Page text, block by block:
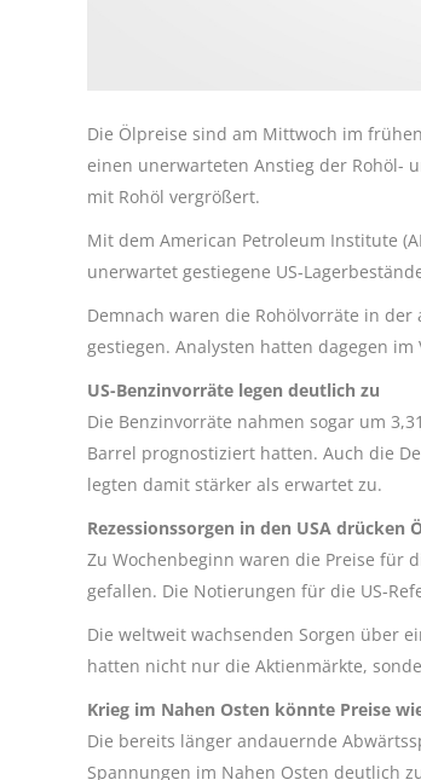
Die Ölpreise sind am Mittwoch im
einen unerwarteten Anstieg der Rohöl-
mit Rohöl vergrößert.
Mit dem American Petroleum Institute
unerwartet gestiegene US-
Demnach waren die Rohölvorräte in der
gestiegen. Analysten hatten dagegen
US-Benzinvorräte legen deutlich zu
Die Benzinvorräte nahmen sogar um
Barrel prognostiziert hatten. Auch die
legten damit stärker als erwartet zu.
Rezessionssorgen in den USA drücken
Zu Wochenbeginn waren die Preise für
gefallen. Die Notierungen für die US-
Die weltweit wachsenden Sorgen über
hatten nicht nur die Aktienmärkte,
Krieg im Nahen Osten könnte Preise
Die bereits länger andauernde
Spannungen im Nahen Osten deutlich